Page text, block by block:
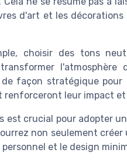
d'art et les
choisir des tons
façon stratégique
leur impact et
est crucial pour adopter
non seulement
et le design